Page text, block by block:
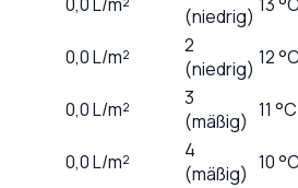
(niedrig)
0,0L/m²
2
(niedrig) 12
0,0L/m²
3
(mäßig) 11 °C
0,0L/m²
4
(mäßig) 10